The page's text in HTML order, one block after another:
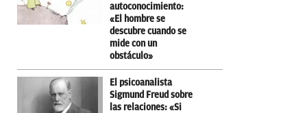
autoconocimiento:
«El hombre se
descubre cuando se
mide con un
obstáculo»
El psicoanalista
Sigmund Freud sobre
las relaciones: «Si